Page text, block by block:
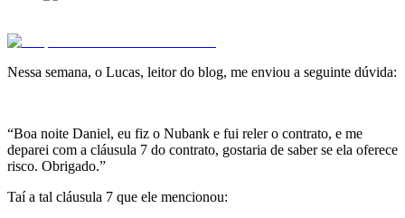
Nessa semana, o Lucas, leitor do blog, me enviou a seguinte dúvida:
“Boa noite Daniel, eu fiz o Nubank e fui reler o contrato, e me
deparei com a cláusula 7 do contrato, gostaria de saber se ela oferece
risco. Obrigado.”
Taí a tal cláusula 7 que ele mencionou: